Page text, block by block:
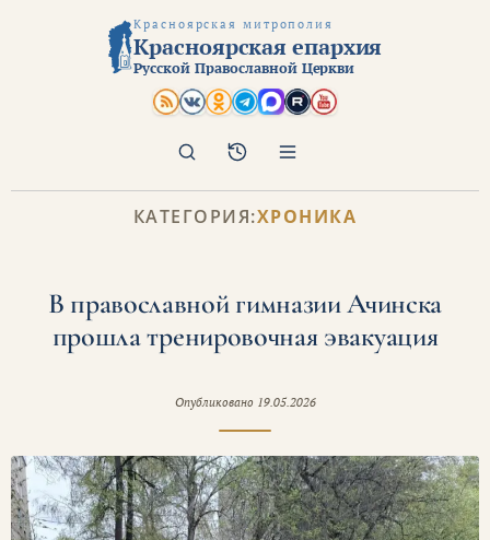
Красноярская митрополия
Красноярская епархия
Русской Православной Церкви
Архив
Поиск
КАТЕГОРИЯ:ХРОНИКА
В православной гимназии Ачинска
прошла тренировочная эвакуация
Опубликовано 19.05.2026